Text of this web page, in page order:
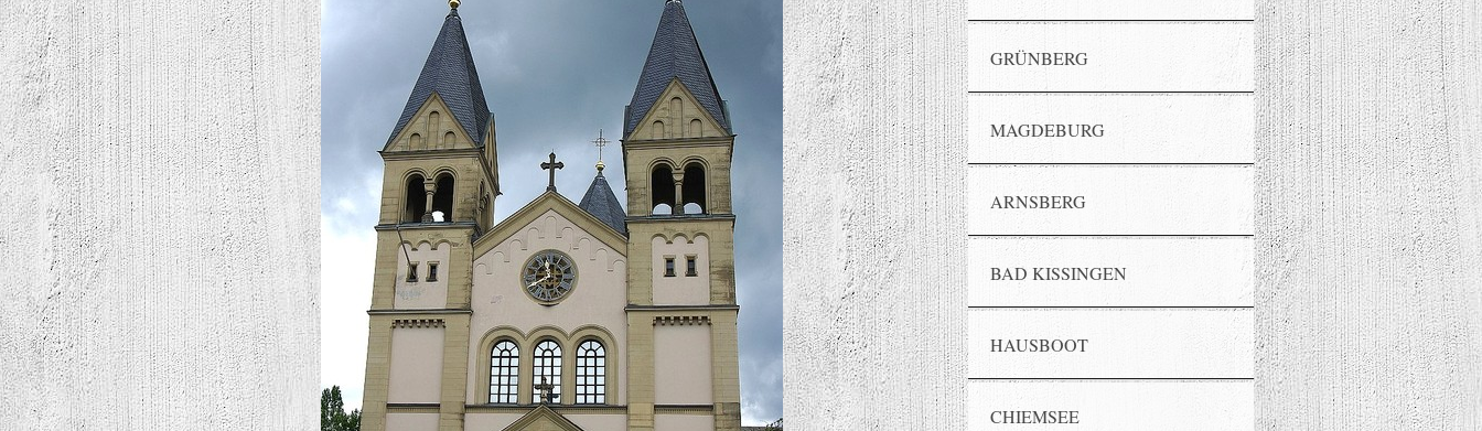
GRÜNBERG
MAGDEBURG
ARNSBERG
BAD KISSINGEN
HAUSBOOT
CHIEMSEE